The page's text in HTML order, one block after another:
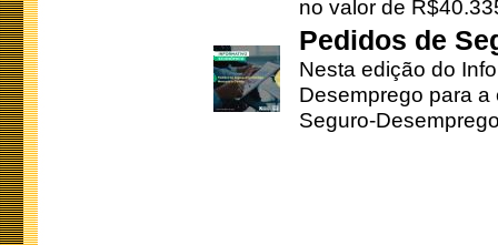
no valor de
Pedidos de
Nesta edição do
Desemprego para
Seguro-